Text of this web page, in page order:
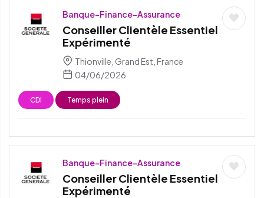
Banque-Finance-Assurance
Conseiller Clientèle Essentiel
Expérimenté
Thionville, Grand Est, France
04/06/2026
CDI Temps plein
Banque-Finance-Assurance
Conseiller Clientèle Essentiel
Expérimenté